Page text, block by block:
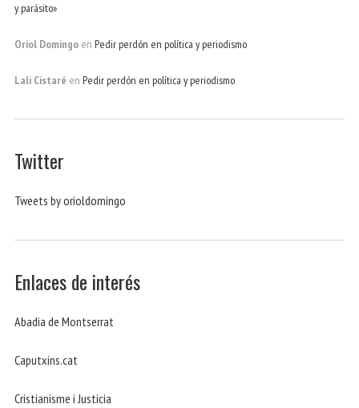
y parásito»
Oriol Domingo en Pedir perdón en política y periodismo
Lali Cistaré en Pedir perdón en política y periodismo
Twitter
Tweets by orioldomingo
Enlaces de interés
Abadia de Montserrat
Caputxins.cat
Cristianisme i Justicia